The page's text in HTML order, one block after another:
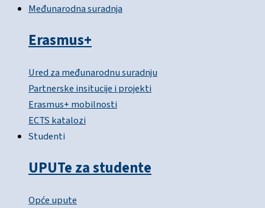
Međunarodna suradnja
Erasmus+
Ured za međunarodnu suradnju
Partnerske insitucije i projekti
Erasmus+ mobilnosti
ECTS katalozi
Studenti
UPUTe za studente
Opće upute